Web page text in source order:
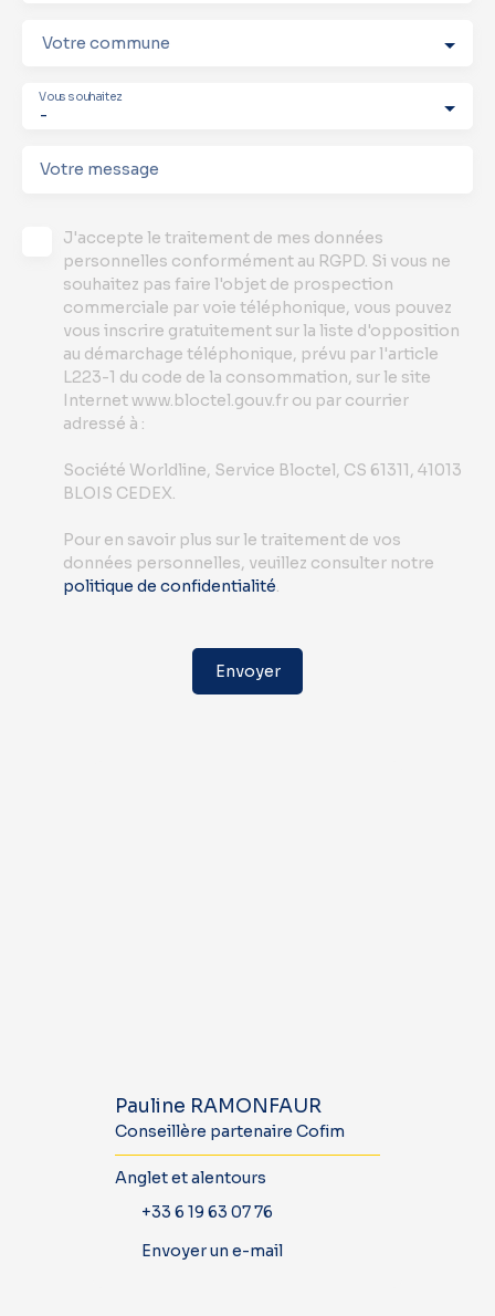
Votre commune
-
Vous souhaitez
Votre message
J'accepte le traitement de mes données
personnelles conformément au RGPD. Si vous ne
souhaitez pas faire l'objet de prospection
commerciale par voie téléphonique, vous pouvez
vous inscrire gratuitement sur la liste d'opposition
au démarchage téléphonique, prévu par l'article
L223-1 du code de la consommation, sur le site
Internet www.bloctel.gouv.fr ou par courrier
adressé à :
Société Worldline, Service Bloctel, CS 61311, 41013
BLOIS CEDEX.
Pour en savoir plus sur le traitement de vos
données personnelles, veuillez consulter notre
politique de confidentialité.
Envoyer
Pauline RAMONFAUR
Conseillère partenaire Cofim
Anglet et alentours
+33 6 19 63 07 76
Envoyer un e-mail